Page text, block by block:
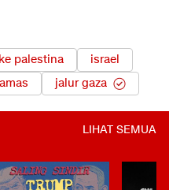
palestina
israel
jalur gaza
LIHAT SEMUA